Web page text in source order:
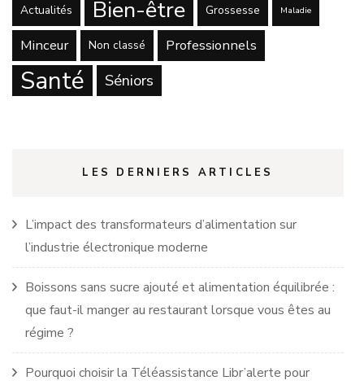
Actualités Bien-être Grossesse Maladie
Minceur Non classé Professionnels
Santé Séniors
LES DERNIERS ARTICLES
L’impact des transformateurs d’alimentation sur
l’industrie électronique moderne
Boissons sans sucre ajouté et alimentation équilibrée :
que faut-il manger au restaurant lorsque vous êtes au
régime ?
Pourquoi choisir la Téléassistance Libr’alerte pour